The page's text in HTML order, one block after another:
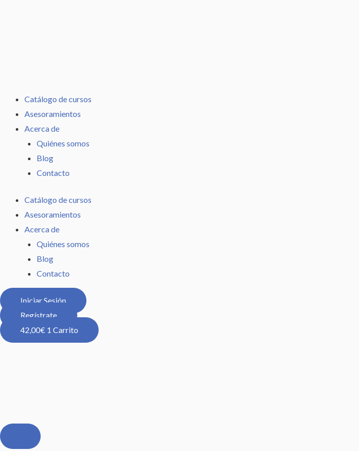
Catálogo de cursos
Asesoramientos
Acerca de
Quiénes somos
Blog
Contacto
Catálogo de cursos
Asesoramientos
Acerca de
Quiénes somos
Blog
Contacto
Iniciar Sesión
Regístrate
42,00€ 1 Carrito